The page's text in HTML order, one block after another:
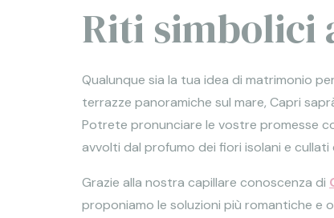
Riti simbolici
Qualunque sia la tua idea di matrimonio
terrazze panoramiche sul mare, Capri
Potrete pronunciare le vostre promesse
avvolti dal profumo dei fiori isolani e
Grazie alla nostra capillare conoscenza di
proponiamo le soluzioni più romantiche e